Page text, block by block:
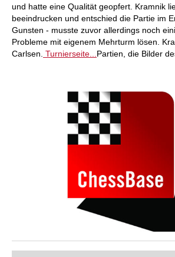
und hatte eine Qualität geopfert. Kramnik
beeindrucken und entschied die Partie im
Gunsten - musste zuvor allerdings noch
Probleme mit eigenem Mehrturm lösen.
Carlsen. Turnierseite... Partien, die Bilder